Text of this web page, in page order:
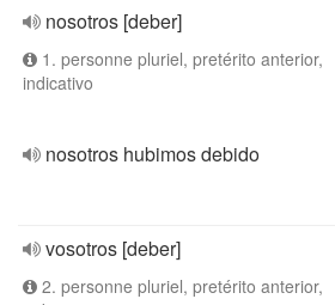
nosotros [deber]
1. personne pluriel, pretérito anterior,
indicativo
nosotros hubimos debido
vosotros [deber]
2. personne pluriel, pretérito anterior,